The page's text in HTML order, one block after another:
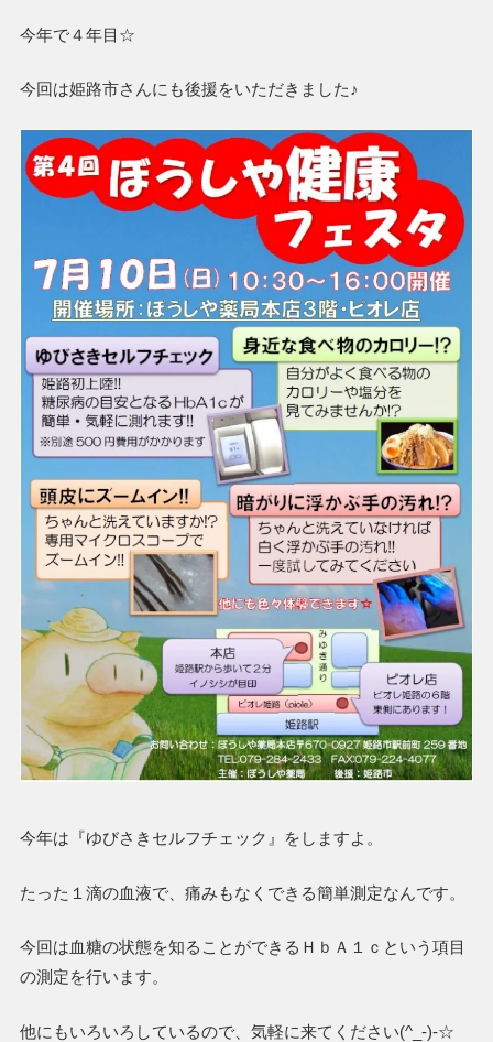
今年で４年目☆
今回は姫路市さんにも後援をいただきました♪
今年は『ゆびさきセルフチェック』をしますよ。
たった１滴の血液で、痛みもなくできる簡単測定なんです。
今回は血糖の状態を知ることができるＨｂＡ１ｃという項目
の測定を行います。
他にもいろいろしているので、気軽に来てください(^_-)-☆